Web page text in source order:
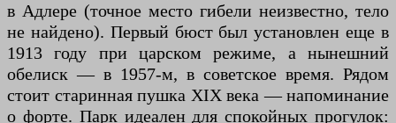
в Адлере (точное место гибели неизвестно, тело
не найдено). Первый бюст был установлен еще в
1913 году при царском режиме, а нынешний
обелиск — в 1957-м, в советское время. Рядом
стоит старинная пушка XIX века — напоминание
о форте. Парк идеален для спокойных прогулок: